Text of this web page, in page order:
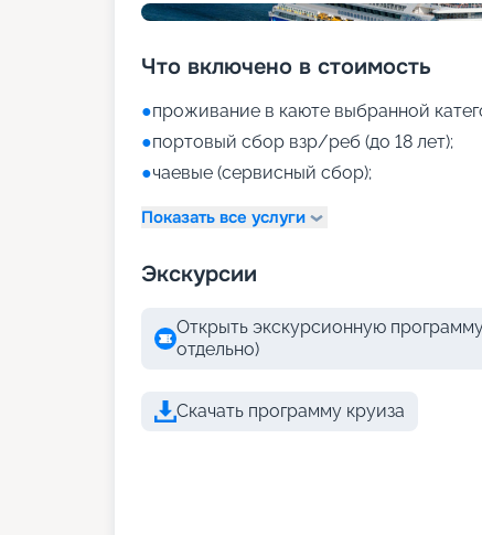
Что включено в стоимость
●проживание в каюте выбранной
●портовый сбор взр/реб (до 18 лет);
●чаевые (сервисный сбор);
Показать все услуги
Экскурсии
Открыть экскурсионную
отдельно)
Скачать программу круиза